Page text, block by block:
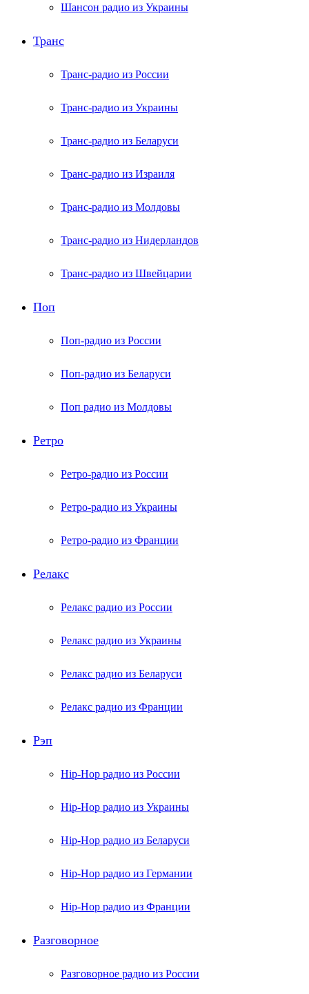
Шансон радио из Украины
Транс
Транс-радио из России
Транс-радио из Украины
Транс-радио из Беларуси
Транс-радио из Израиля
Транс-радио из Молдовы
Транс-радио из Нидерландов
Транс-радио из Швейцарии
Поп
Поп-радио из России
Поп-радио из Беларуси
Поп радио из Молдовы
Ретро
Ретро-радио из России
Ретро-радио из Украины
Ретро-радио из Франции
Релакс
Релакс радио из России
Релакс радио из Украины
Релакс радио из Беларуси
Релакс радио из Франции
Рэп
Hip-Hop радио из России
Hip-Hop радио из Украины
Hip-Hop радио из Беларуси
Hip-Hop радио из Германии
Hip-Hop радио из Франции
Разговорное
Разговорное радио из России